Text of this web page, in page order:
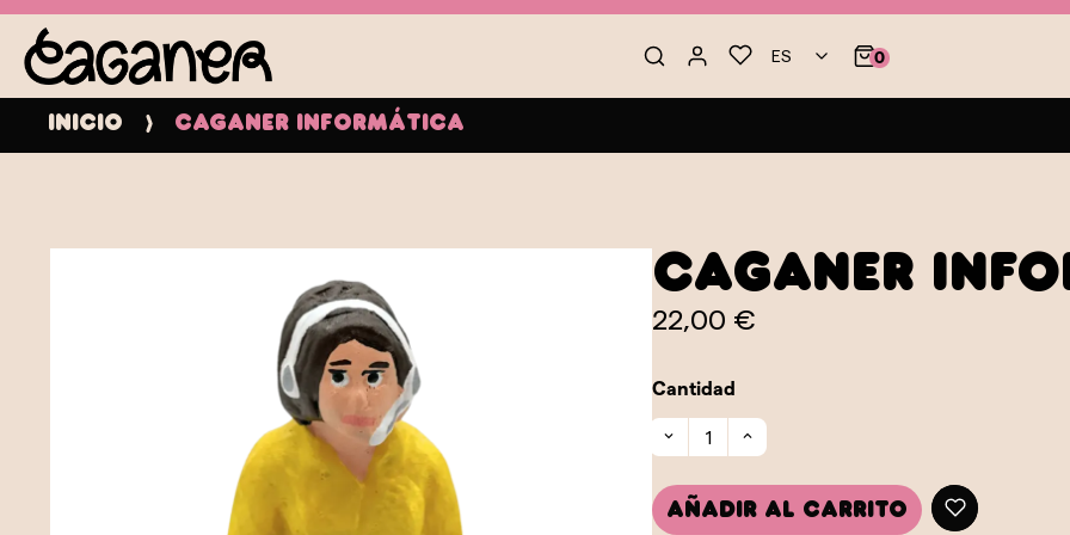
ES 0
Inicio Caganer Informática
Caganer
22,00 €
Cantidad
Añadir al carrito